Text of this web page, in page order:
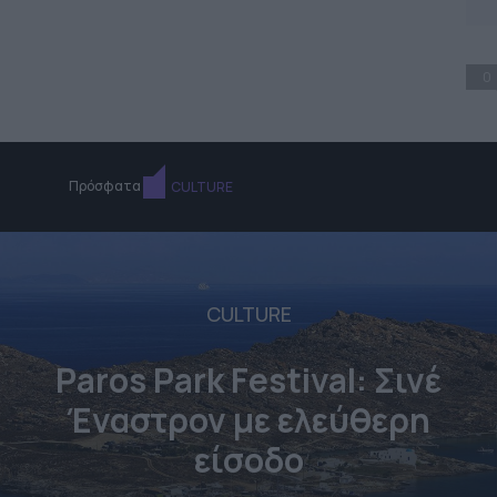
Πρόσφατα CULTURE
CULTURE
Paros Park Festival: Σινέ
Έναστρον με ελεύθερη
είσοδο